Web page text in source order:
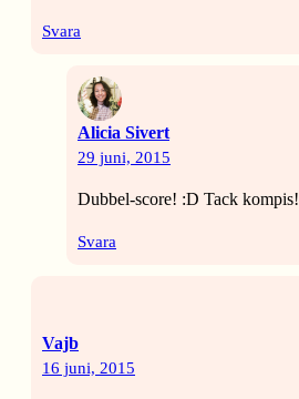
Svara
Alicia Sivert
29 juni, 2015
Dubbel-score! :D Tack kompis!
Svara
Vajb
16 juni, 2015